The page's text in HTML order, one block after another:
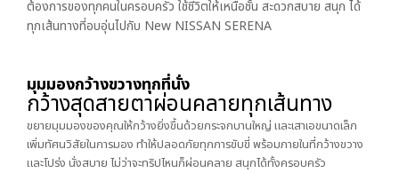
ต้องการของทุกคนในครอบครัว ใช้ชีวิตให้เหนือชั้น สะดวกสบาย สนุก ได้
ทุกเส้นทางที่อบอุ่นไปกับ New NISSAN SERENA
มุมมองกว้างขวางทุกที่นั่ง
กว้างสุดสายตาผ่อนคลายทุกเส้นทาง
ขยายมุมมองของคุณให้กว้างยิ่งขึ้นด้วยกระจกบานใหญ่ และเสาเอขนาดเล็ก
เพิ่มทัศนวิสัยในการมอง ทำให้ปลอดภัยทุกการขับขี่ พร้อมภายในที่กว้างขวาง
และโปร่ง นั่งสบาย ไม่ว่าจะทริปไหนก็ผ่อนคลาย สนุกได้ทั้งครอบครัว